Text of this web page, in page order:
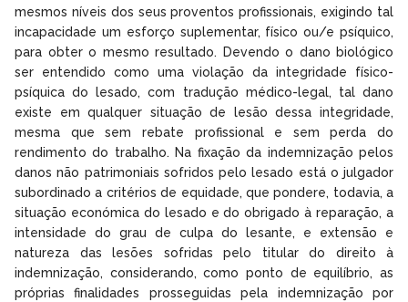
mesmos níveis dos seus proventos profissionais, exigindo tal
incapacidade um esforço suplementar, físico ou/e psíquico,
para obter o mesmo resultado. Devendo o dano biológico
ser entendido como uma violação da integridade físico-
psíquica do lesado, com tradução médico-legal, tal dano
existe em qualquer situação de lesão dessa integridade,
mesma que sem rebate profissional e sem perda do
rendimento do trabalho. Na fixação da indemnização pelos
danos não patrimoniais sofridos pelo lesado está o julgador
subordinado a critérios de equidade, que pondere, todavia, a
situação económica do lesado e do obrigado à reparação, a
intensidade do grau de culpa do lesante, e extensão e
natureza das lesões sofridas pelo titular do direito à
indemnização, considerando, como ponto de equilíbrio, as
próprias finalidades prosseguidas pela indemnização por